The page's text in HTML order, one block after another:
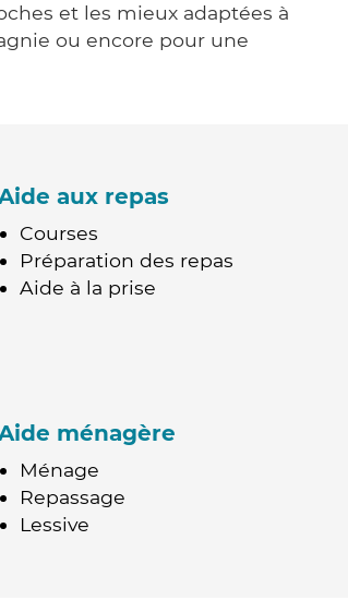
et les mieux adaptées à
ou encore pour une
aux repas
Courses
Préparation des repas
Aide à la prise
ménagère
Ménage
Repassage
Lessive